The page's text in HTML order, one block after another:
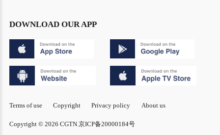
DOWNLOAD OUR APP
Terms of use Copyright Privacy policy About us
Copyright © 2026 CGTN. 京ICP备20000184号